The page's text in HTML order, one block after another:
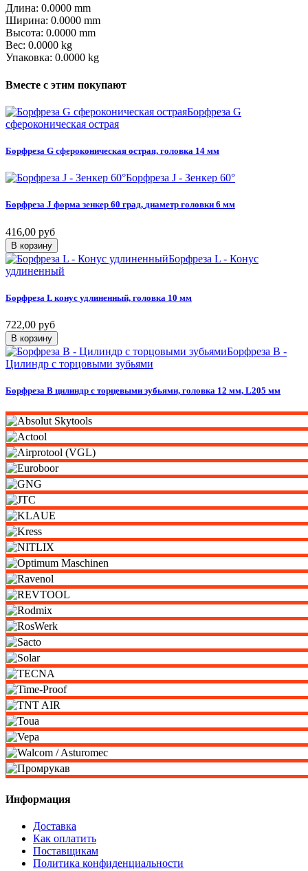
Длина: 0.0000 mm
Ширина: 0.0000 mm
Высота: 0.0000 mm
Вес: 0.0000 kg
Упаковка: 0.0000 kg
Вместе с этим покупают
Борфреза G
сфероконическая острая
Борфреза G сфероконическая острая, головка 14 мм
Борфреза J - Зенкер 60°
Борфреза J форма зенкер 60 град, диаметр головки 6 мм
416,00 руб
В корзину
Борфреза L - Конус
удлиненный
Борфреза L конус удлиненный, головка 10 мм
722,00 руб
В корзину
Борфреза B -
Цилиндр с торцовыми зубьями
Борфреза B цилиндр с торцевыми зубьями, головка 12 мм, L205 мм
Информация
Доставка
Как оплатить
Поставщикам
Политика конфиденциальности